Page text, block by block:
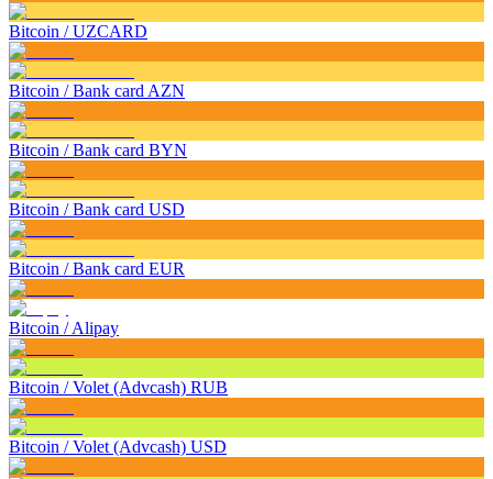
Bitcoin /UZCARD
Bitcoin /Bank card AZN
Bitcoin /Bank card BYN
Bitcoin /Bank card USD
Bitcoin /Bank card EUR
Bitcoin /Alipay
Bitcoin /Volet (Advcash) RUB
Bitcoin /Volet (Advcash) USD